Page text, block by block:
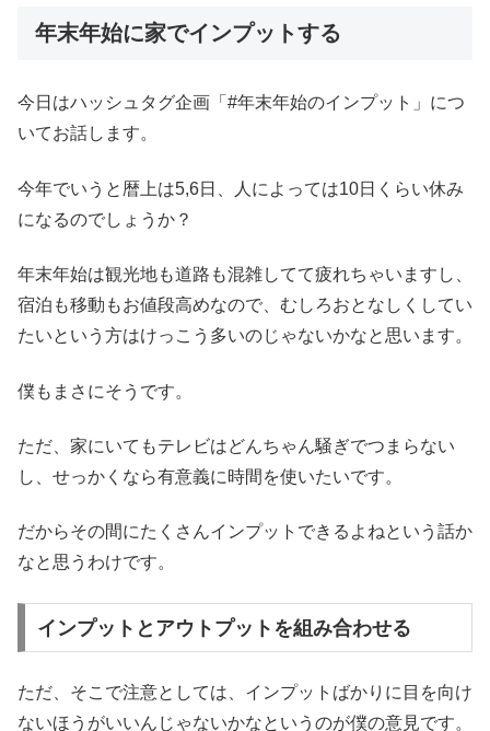
年末年始に家でインプットする
今日はハッシュタグ企画「#年末年始のインプット」につ
いてお話します。
今年でいうと暦上は5,6日、人によっては10日くらい休み
になるのでしょうか？
年末年始は観光地も道路も混雑してて疲れちゃいますし、
宿泊も移動もお値段高めなので、むしろおとなしくしてい
たいという方はけっこう多いのじゃないかなと思います。
僕もまさにそうです。
ただ、家にいてもテレビはどんちゃん騒ぎでつまらない
し、せっかくなら有意義に時間を使いたいです。
だからその間にたくさんインプットできるよねという話か
なと思うわけです。
インプットとアウトプットを組み合わせる
ただ、そこで注意としては、インプットばかりに目を向け
ないほうがいいんじゃないかなというのが僕の意見です。